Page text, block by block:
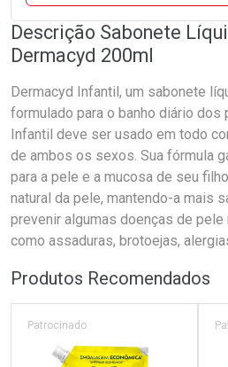
Descrição Sabonete
Dermacyd 200ml
Dermacyd Infantil, um sabonete
formulado para o banho diário
Infantil deve ser usado em todo
de ambos os sexos. Sua fórmula
para a pele e a mucosa de seu
natural da pele, mantendo-a mais
prevenir algumas doenças de pele
como assaduras, brotoejas,
Produtos Recomendados
Patrocinado